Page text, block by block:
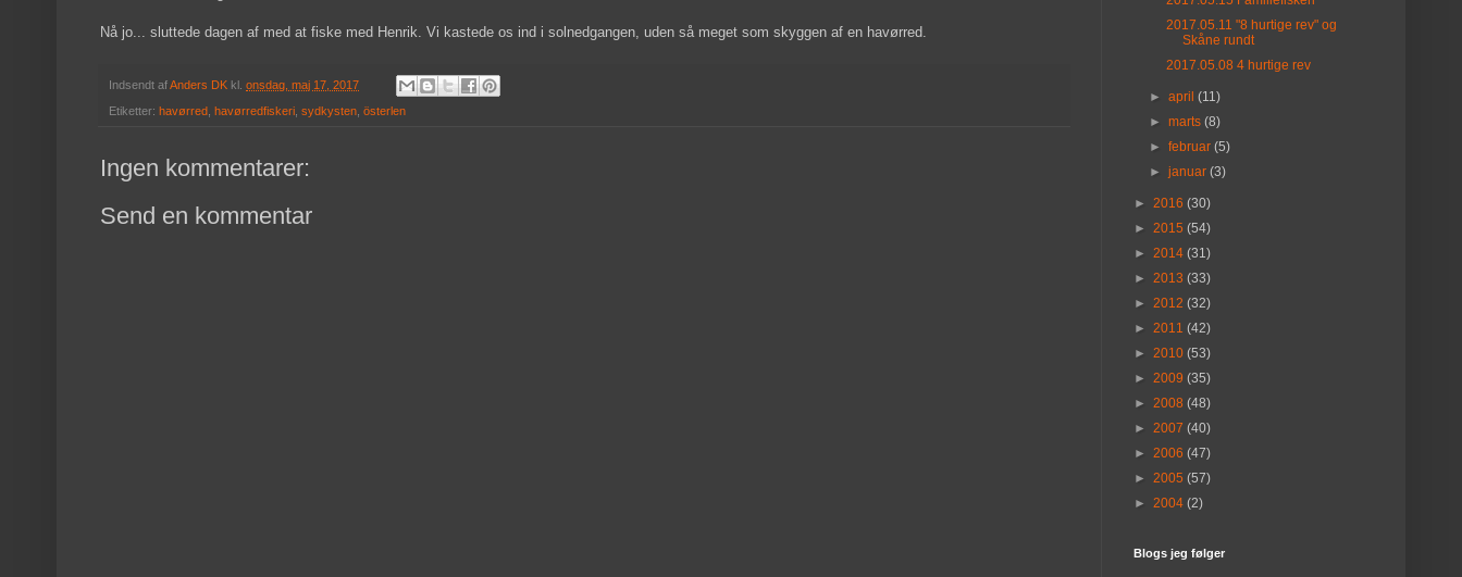
Nå jo... sluttede dagen af med at fiske med Henrik. Vi kastede os ind i solnedgangen, uden så meget som skyggen af en havørred.
Indsendt afAnders DK kl. onsdag, maj 17, 2017
Etiketter: havørred, havørredfiskeri, sydkysten, österlen
Ingen kommentarer:
Send en kommentar
2017.05.11 "8 hurtige rev" og
Skåne rundt
2017.05.08 4 hurtige rev
►april(11)
►marts(8)
►februar(5)
►januar(3)
► 2016 (30)
► 2015 (54)
► 2014 (31)
► 2013 (33)
► 2012 (32)
► 2011 (42)
► 2010 (53)
► 2009 (35)
► 2008 (48)
► 2007 (40)
► 2006 (47)
► 2005 (57)
► 2004 (2)
Blogs jeg følger